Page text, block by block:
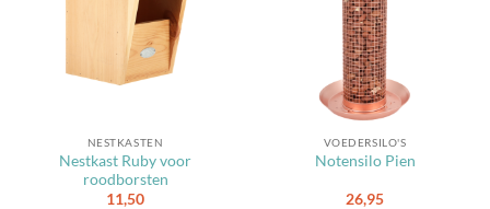
NESTKASTEN
Nestkast Ruby voor
roodborsten
11,50
VOEDERSILO'S
Notensilo Pien
26,95